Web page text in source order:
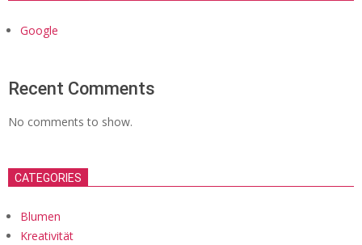
Google
Recent Comments
No comments to show.
CATEGORIES
Blumen
Kreativität